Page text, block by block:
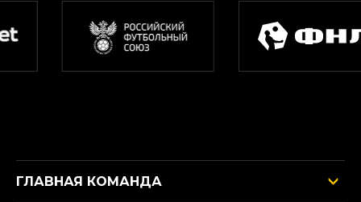
ГЛАВНАЯ КОМАНДА